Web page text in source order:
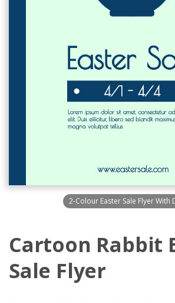
2-Colour Easter Sale Flyer With
Cartoon Rabbit
Sale Flyer